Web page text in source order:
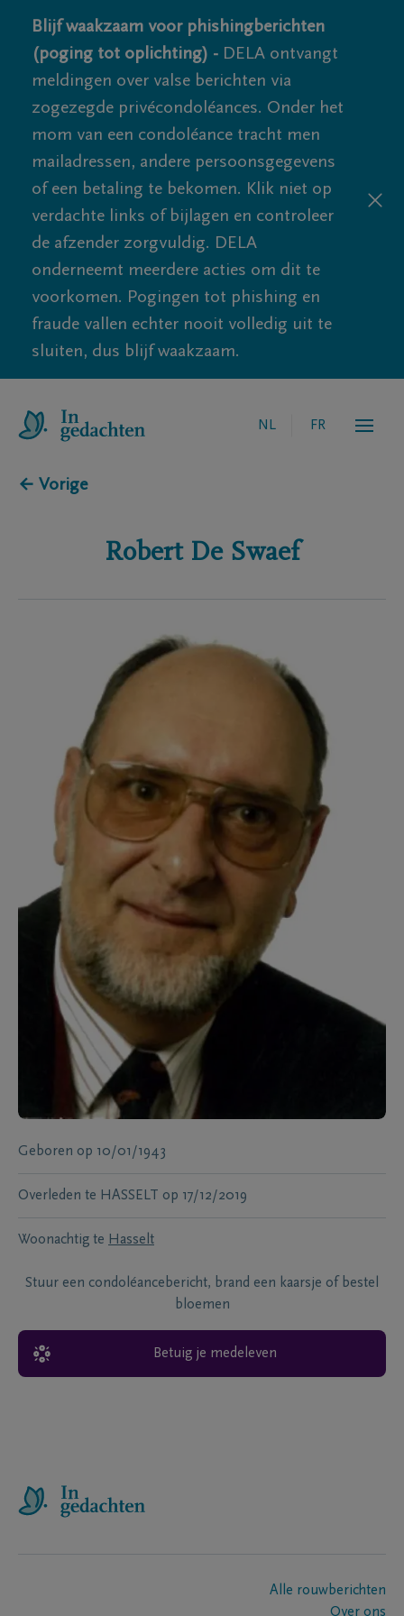
Blijf waakzaam voor phishingberichten
(poging tot oplichting) - DELA ontvangt
meldingen over valse berichten via
zogezegde privécondoléances. Onder het
mom van een condoléance tracht men
mailadressen, andere persoonsgegevens
of een betaling te bekomen. Klik niet op
verdachte links of bijlagen en controleer
de afzender zorgvuldig. DELA
onderneemt meerdere acties om dit te
voorkomen. Pogingen tot phishing en
fraude vallen echter nooit volledig uit te
sluiten, dus blijf waakzaam.
NL FR
← Vorige
Robert De Swaef
Geboren op 10/01/1943
Overleden te HASSELT op 17/12/2019
Woonachtig te Hasselt
Stuur een condoléancebericht, brand een kaarsje of bestel
bloemen
Betuig je medeleven
Alle rouwberichten
Over ons